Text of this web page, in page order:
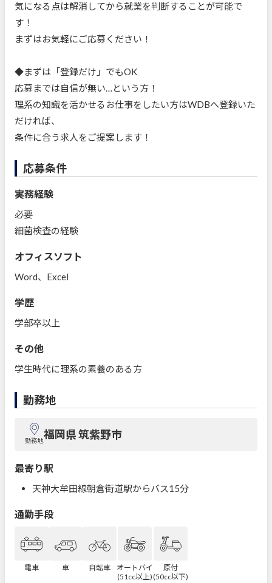
気になる点は解消してから就業を判断することが可能で
す！
まずはお気軽にご応募ください！
◆まずは「登録だけ」でもOK
応募までは自信が無い…という方！
理系の知識を活かせるお仕事をしたい方はWDBへ登録いた
だければ、
条件に合う求人をご提案します！
応募条件
実務経験
必要
細菌検査の経験
オフィスソフト
Word、Excel
学歴
学部卒以上
その他
学生時代に理系の素養のある方
勤務地
勤務地福岡県 筑紫野市
最寄り駅
天神大牟田線朝倉街道駅からバス15分
通勤手段
電車 車 自転車
オートバイ
(51cc以上)
原付
(50cc以下)